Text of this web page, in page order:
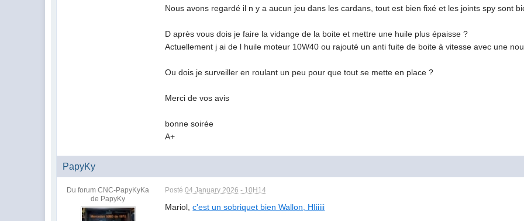
Nous avons regardé il n y a aucun jeu dans les cardans, tout est bien fixé et les joints spy sont
D après vous dois je faire la vidange de la boite et mettre une huile plus épaisse ?
Actuellement j ai de l huile moteur 10W40 ou rajouté un anti fuite de boite à vitesse avec une
Ou dois je surveiller en roulant un peu pour que tout se mette en place ?
Merci de vos avis
bonne soirée
A+
PapyKy
Du forum CNC-PapyKyKa
de PapyKy
Posté04 January 2026 - 10H14
Mariol,c'est un sobriquet bien Wallon, HIiiiii